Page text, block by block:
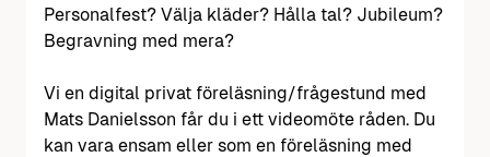
Personalfest? Välja kläder? Hålla tal? Jubileum?
Begravning med mera?
Vi en digital privat föreläsning/frågestund med
Mats Danielsson får du i ett videomöte råden. Du
kan vara ensam eller som en föreläsning med